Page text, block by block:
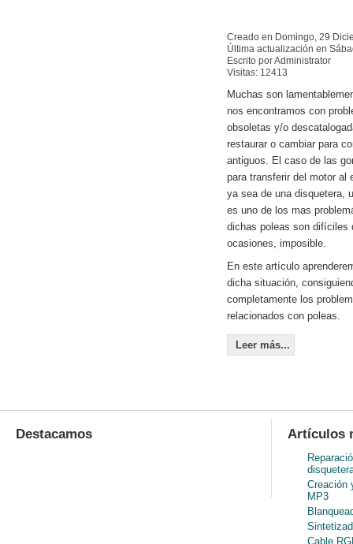
Creado en Domingo, 29
Última actualización en
Escrito por Administrator
Visitas: 12413
Muchas son
nos encontramos con
obsoletas y/o
restaurar o cambiar para
antiguos. El caso de las
para transferir del motor al
ya sea de una disquetera,
es uno de los mas
dichas poleas son difíciles
ocasiones, imposible.
En este artículo
dicha situación,
completamente los
relacionados con poleas.
Leer más...
Destacamos Artículos
Creación
MP3
Cable